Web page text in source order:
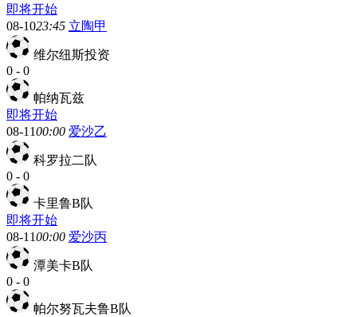
即将开始
08-1023:45 立陶甲
维尔纽斯投资
0 - 0
帕纳瓦兹
即将开始
08-1100:00 爱沙乙
科罗拉二队
0 - 0
卡里鲁B队
即将开始
08-1100:00 爱沙丙
潭美卡B队
0 - 0
帕尔努瓦夫鲁B队